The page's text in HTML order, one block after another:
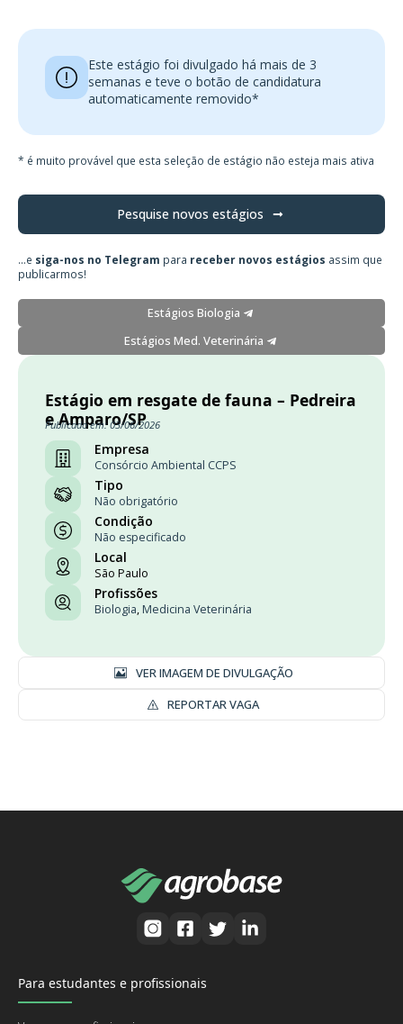
Este estágio foi divulgado há mais de 3
semanas e teve o botão de candidatura
automaticamente removido*
* é muito provável que esta seleção de estágio não esteja mais ativa
Pesquise novos estágios
...e siga-nos no Telegram para receber novos estágios assim que
publicarmos!
Estágios Biologia
Estágios Med. Veterinária
Estágio em resgate de fauna – Pedreira
e Amparo/SP
Publicado em: 03/06/2026
Empresa
Consórcio Ambiental CCPS
Tipo
Não obrigatório
Condição
Não especificado
Local
São Paulo
Profissões
Biologia, Medicina Veterinária
VER IMAGEM DE DIVULGAÇÃO
REPORTAR VAGA
Para estudantes e profissionais